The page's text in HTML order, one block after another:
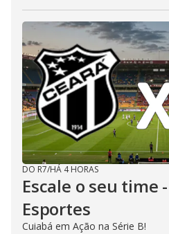
DO R7/HÁ 4 HORAS
Escale o seu time
Esportes
Cuiabá em Ação na Série B!